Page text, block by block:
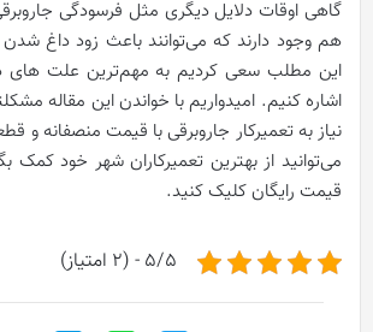
گاهی اوقات دلایل دیگری مثل فرسودگی
هم وجود دارند که می‌توانند باعث زود داغ
این مطلب سعی کردیم به مهم‌ترین علت های
اشاره کنیم. امیدواریم با خواندن این مقاله
نیاز به تعمیرکار جاروبرقی با قیمت منصفانه و
می‌توانید از بهترین تعمیرکاران شهر خود کمک
قیمت رایگان کلیک کنید.
5/5 - (2 امتیاز)